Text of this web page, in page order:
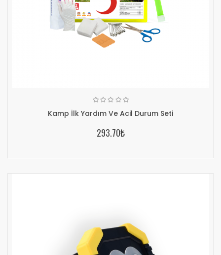
Kamp İlk Yardım Ve Acil Durum Seti
293.70₺